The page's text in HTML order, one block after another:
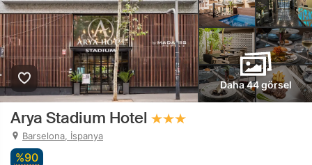
Daha 44 görsel
Arya Stadium Hotel
Barselona, İspanya
%90